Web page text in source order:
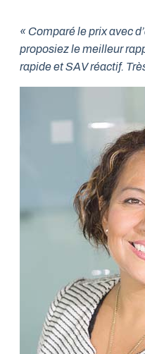
« Comparé le prix avec
proposiez le meilleur
rapide et SAV réactif.